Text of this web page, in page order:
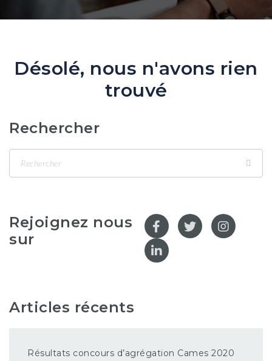
Désolé, nous n'avons rien
trouvé
Rechercher
Rejoignez nous
sur
Articles récents
Résultats concours d’agrégation Cames 2020